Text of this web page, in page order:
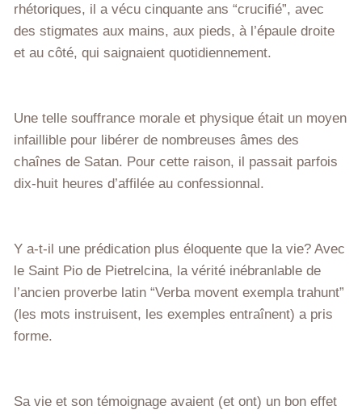
rhétoriques, il a vécu cinquante ans “crucifié”, avec
des stigmates aux mains, aux pieds, à l’épaule droite
et au côté, qui saignaient quotidiennement.
Une telle souffrance morale et physique était un moyen
infaillible pour libérer de nombreuses âmes des
chaînes de Satan. Pour cette raison, il passait parfois
dix-huit heures d’affilée au confessionnal.
Y a-t-il une prédication plus éloquente que la vie? Avec
le Saint Pio de Pietrelcina, la vérité inébranlable de
l’ancien proverbe latin “Verba movent exempla trahunt”
(les mots instruisent, les exemples entraînent) a pris
forme.
Sa vie et son témoignage avaient (et ont) un bon effet